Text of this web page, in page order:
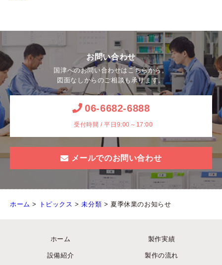
お問い合わせ
国津へのお問い合わせはこちらから。
図面なしからのご相談も承ります。
06-6682-6888
受付時間 / 平日9:00～17:00
メールでのお問い合わせ
ホーム > トピックス >未分類 > 夏季休業のお知らせ
ホーム 製作実績
設備紹介 製作の流れ